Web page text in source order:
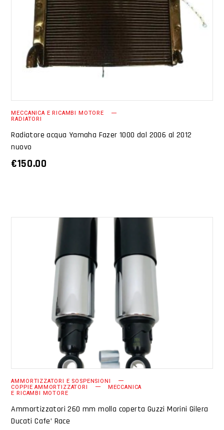
AGGIUNGI AL CARRELLO
MECCANICA E RICAMBI MOTORE
RADIATORI
Radiatore acqua Yamaha Fazer 1000 dal 2006 al 2012
nuovo
€150.00
AMMORTIZZATORI E SOSPENSIONI
COPPIE AMMORTIZZATORI MECCANICA
E RICAMBI MOTORE
Ammortizzatori 260 mm molla coperta Guzzi Morini Gilera
Ducati Cafe’ Race